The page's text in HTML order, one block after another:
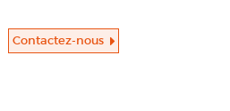
Contactez-nous